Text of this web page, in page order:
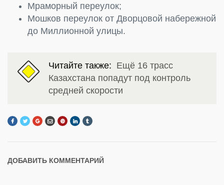
Мраморный переулок;
Мошков переулок от Дворцовой набережной
до Миллионной улицы.
Читайте также: Ещё 16 трасс
Казахстана попадут под контроль
средней скорости
ДОБАВИТЬ КОММЕНТАРИЙ